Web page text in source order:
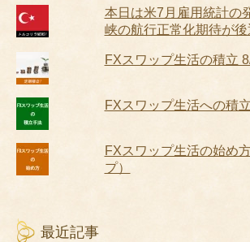
本日は米7月雇用統計の
峡の航行正常化期待が後
FXスワップ生活の積立
FXスワップ生活への積
FXスワップ生活の始め
プ）
最近記事